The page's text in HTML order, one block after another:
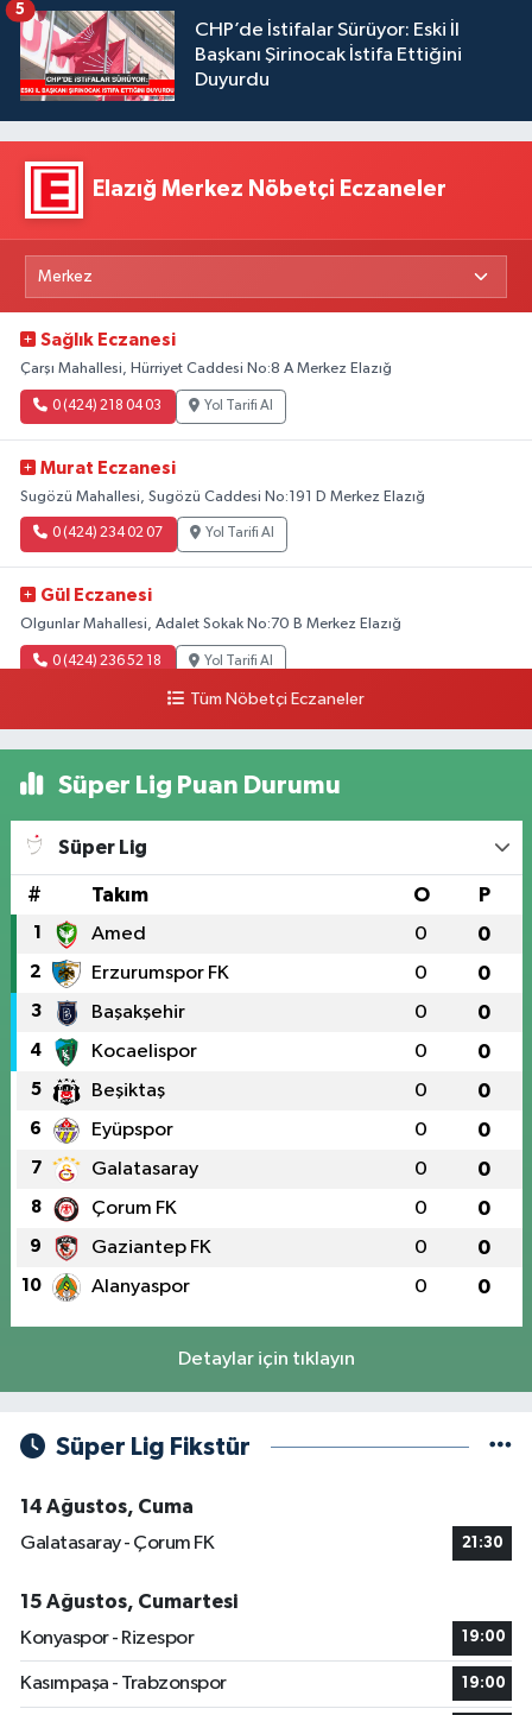
CHP’de İstifalar Sürüyor: Eski İl
Başkanı Şirinocak İstifa Ettiğini
Duyurdu
5
Elazığ Merkez Nöbetçi Eczaneler
Sağlık Eczanesi
Çarşı Mahallesi, Hürriyet Caddesi No:8 A Merkez Elazığ
0 (424) 218 04 03 Yol Tarifi Al
Murat Eczanesi
Sugözü Mahallesi, Sugözü Caddesi No:191 D Merkez Elazığ
0 (424) 234 02 07 Yol Tarifi Al
Gül Eczanesi
Olgunlar Mahallesi, Adalet Sokak No:70 B Merkez Elazığ
0 (424) 236 52 18 Yol Tarifi Al
Üniversite Mahallesi, Yunus Emre Bulvarı, No:2 A Merkez Elazığ
0 (424) 236 61 40 Yol Tarifi Al
Tüm Nöbetçi Eczaneler
Süper Lig Puan Durumu
Süper Lig
# Takım O P
1 Amed 0 0
2 Erzurumspor FK 0 0
3 Başakşehir 0 0
4 Kocaelispor 0 0
5 Beşiktaş 0 0
6 Eyüpspor 0 0
7 Galatasaray 0 0
8 Çorum FK 0 0
9 Gaziantep FK 0 0
10 Alanyaspor 0 0
Detaylar için tıklayın
Süper Lig Fikstür
14 Ağustos, Cuma
Galatasaray - Çorum FK
21:30
15 Ağustos, Cumartesi
Konyaspor - Rizespor
19:00
Kasımpaşa - Trabzonspor 19:00